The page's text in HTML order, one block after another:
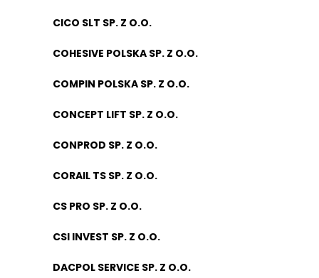
CICO SLT SP. Z O.O.
COHESIVE POLSKA SP. Z O.O.
COMPIN POLSKA SP. Z O.O.
CONCEPT LIFT SP. Z O.O.
CONPROD SP. Z O.O.
CORAIL TS SP. Z O.O.
CS PRO SP. Z O.O.
CSI INVEST SP. Z O.O.
DACPOL SERVICE SP. Z O.O.